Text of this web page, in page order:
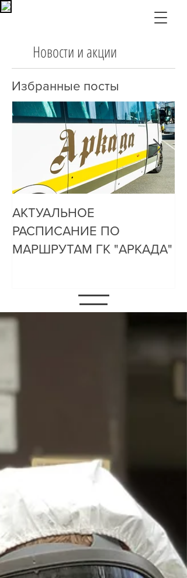
Новости и акции
Избранные посты
АКТУАЛЬНОЕ
РАСПИСАНИЕ ПО
МАРШРУТАМ ГК "АРКАДА"